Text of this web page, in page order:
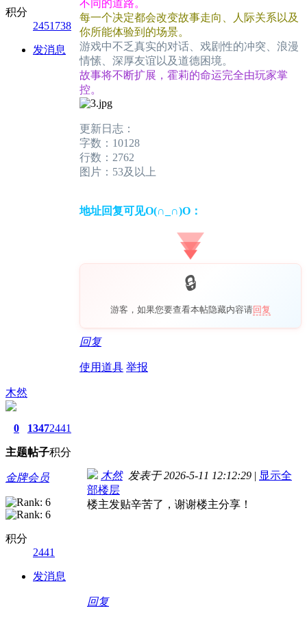
积分
2451738
发消息
不同的道路。
每一个决定都会改变故事走向、人际关系以及
你所能体验到的场景。
游戏中不乏真实的对话、戏剧性的冲突、浪漫
情愫、深厚友谊以及道德困境。
故事将不断扩展，霍莉的命运完全由玩家掌
控。
更新日志：
字数：10128
行数：2762
图片：53及以上
地址回复可见O(∩_∩)O：
游客，如果您要查看本帖隐藏内容请回复
回复
使用道具 举报
木然
0
主题
1347
帖子
2441
积分
金牌会员
积分
2441
发消息
木然发表于 2026-5-11 12:12:29 | 显示全
部楼层
楼主发贴辛苦了，谢谢楼主分享！
回复